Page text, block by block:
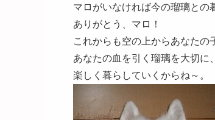
マロがいなければ今の瑠璃との
ありがとう、マロ！
これからも空の上からあなたの
あなたの血を引く瑠璃を大切に、
楽しく暮らしていくからね～。